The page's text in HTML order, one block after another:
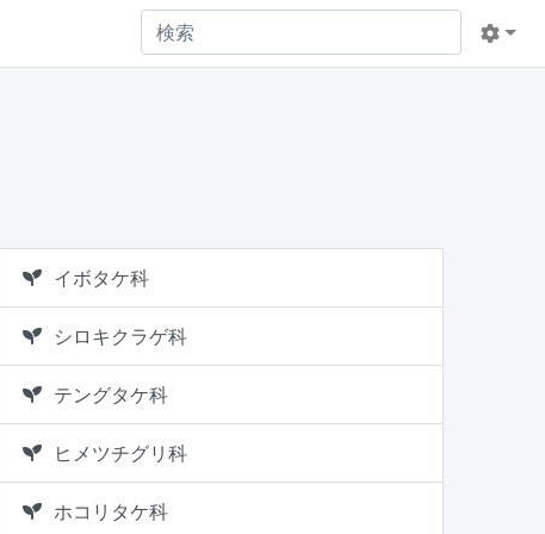
イボタケ科
シロキクラゲ科
テングタケ科
ヒメツチグリ科
ホコリタケ科